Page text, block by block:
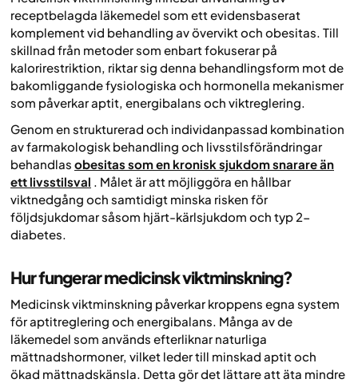
receptbelagda läkemedel som ett evidensbaserat
komplement vid behandling av övervikt och obesitas. Till
skillnad från metoder som enbart fokuserar på
kalorirestriktion, riktar sig denna behandlingsform mot de
bakomliggande fysiologiska och hormonella mekanismer
som påverkar aptit, energibalans och viktreglering.
Genom en strukturerad och individanpassad kombination
av farmakologisk behandling och livsstilsförändringar
behandlas obesitas som en kronisk sjukdom snarare än
ett livsstilsval
. Målet är att möjliggöra en hållbar
viktnedgång och samtidigt minska risken för
följdsjukdomar såsom hjärt-kärlsjukdom och typ 2-
diabetes.
Hur fungerar medicinsk viktminskning?
Medicinsk viktminskning påverkar kroppens egna system
för aptitreglering och energibalans. Många av de
läkemedel som används efterliknar naturliga
mättnadshormoner, vilket leder till minskad aptit och
ökad mättnadskänsla. Detta gör det lättare att äta mindre